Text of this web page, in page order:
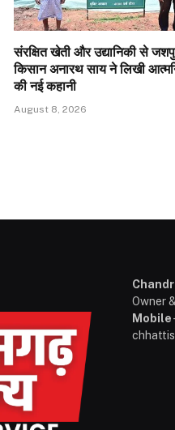
संरक्षित खेती और उद्यानिकी से
किसान अनारथ साय ने लिखी
की नई कहानी
August 8, 2026
Owner
Mobile